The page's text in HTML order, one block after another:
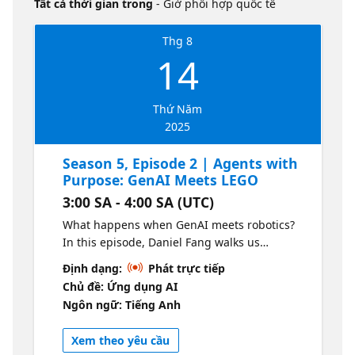
Tất cả thời gian trong - Giờ phối hợp quốc tế
Thg 8
14
Thứ Năm
2025
Season 5, Episode 2 | Agents with
Purpose: GenAI Meets LEGO
3:00 SA - 4:00 SA (UTC)
What happens when GenAI meets robotics?
In this episode, Daniel Fang walks us
through how large language models can be
transformed into intelligent agents that
understand user intent, generate Python
code, and control LEGO Spike Prime robots in
real time. 🔍 Key takeaways for enterprise
tech leaders: Architecting agentic AI systems
Định dạng:
Phát trực tiếp
Chủ đề: Ứng dụng AI
Ngôn ngữ: Tiếng Anh
Xem theo yêu cầu